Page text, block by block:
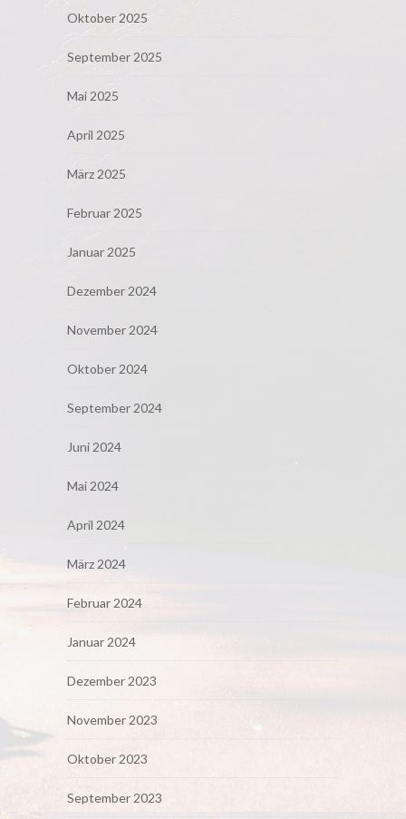
Oktober 2025
September 2025
Mai 2025
April 2025
März 2025
Februar 2025
Januar 2025
Dezember 2024
November 2024
Oktober 2024
September 2024
Juni 2024
Mai 2024
April 2024
März 2024
Februar 2024
Januar 2024
Dezember 2023
November 2023
Oktober 2023
September 2023